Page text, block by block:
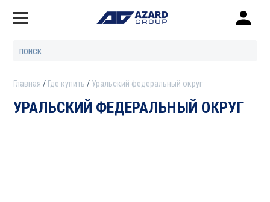
Главная Где купить Уральский федеральный округ
УРАЛЬСКИЙ ФЕДЕРАЛЬНЫЙ ОКРУГ